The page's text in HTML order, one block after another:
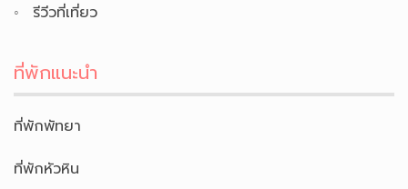
รีวีวที่เที่ยว
ที่พักแนะนำ
ที่พักพัทยา
ที่พักหัวหิน